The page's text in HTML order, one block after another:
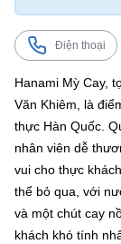
Điện thoại
Hanami Mỳ Cay,
Văn Khiêm, là
thực Hàn Quốc.
nhân viên dễ
vui cho thực
thể bỏ qua, với
và một chút cay
khách khó tính